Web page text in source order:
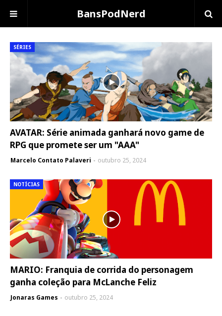
BansPodNerd
SÉRIES
AVATAR: Série animada ganhará novo game de
RPG que promete ser um "AAA"
Marcelo Contato Palaveri outubro 25, 2024
NOTÍCIAS
MARIO: Franquia de corrida do personagem
ganha coleção para McLanche Feliz
Jonaras Games outubro 25, 2024